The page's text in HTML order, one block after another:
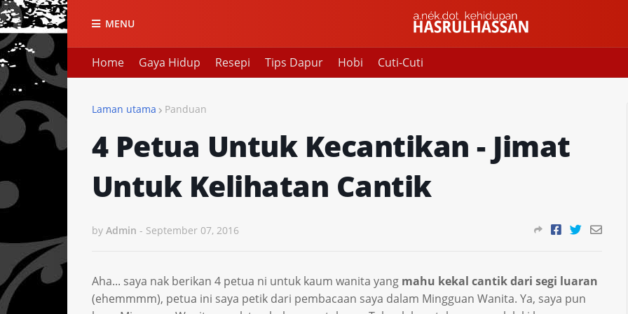
MENU
Home Gaya Hidup Resepi Tips Dapur Hobi Cuti-Cuti
Laman utama Panduan
4 Petua Untuk Kecantikan - Jimat
Untuk Kelihatan Cantik
by Admin - September 07, 2016
Aha... saya nak berikan 4 petua ni untuk kaum wanita yang mahu kekal cantik dari segi luaran
(ehemmmm), petua ini saya petik dari pembacaan saya dalam Mingguan Wanita. Ya, saya pun